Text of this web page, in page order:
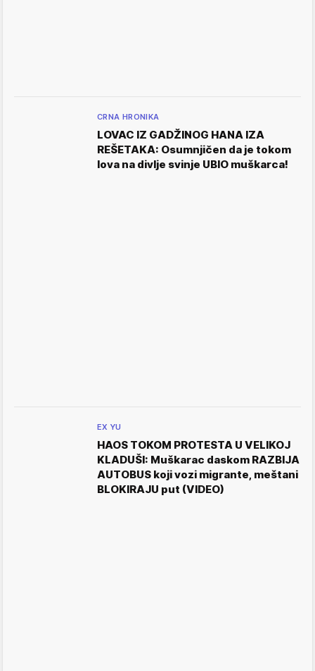
CRNA HRONIKA
LOVAC IZ GADŽINOG HANA IZA
REŠETAKA: Osumnjičen da je tokom
lova na divlje svinje UBIO muškarca!
EX YU
HAOS TOKOM PROTESTA U VELIKOJ
KLADUŠI: Muškarac daskom RAZBIJA
AUTOBUS koji vozi migrante, meštani
BLOKIRAJU put (VIDEO)